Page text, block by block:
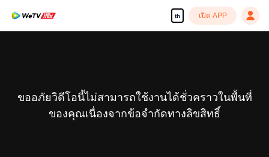
th เปิด APP
ขออภัยวิดีโอนี้ไม่สามารถใช้งานได้ชั่วคราวในพื้นที่
ของคุณเนื่องจากข้อจำกัดทางลิขสิทธิ์